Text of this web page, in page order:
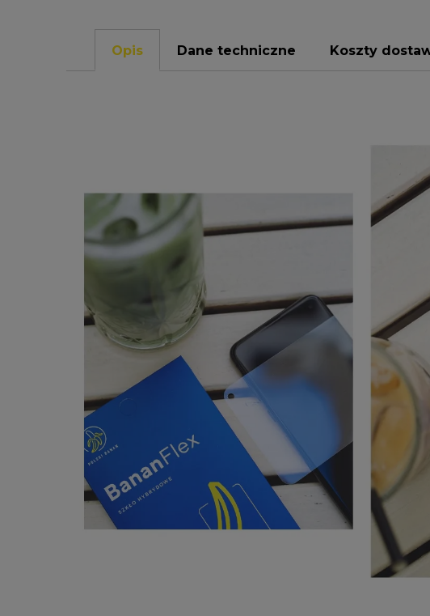
Opis Dane techniczne Koszty